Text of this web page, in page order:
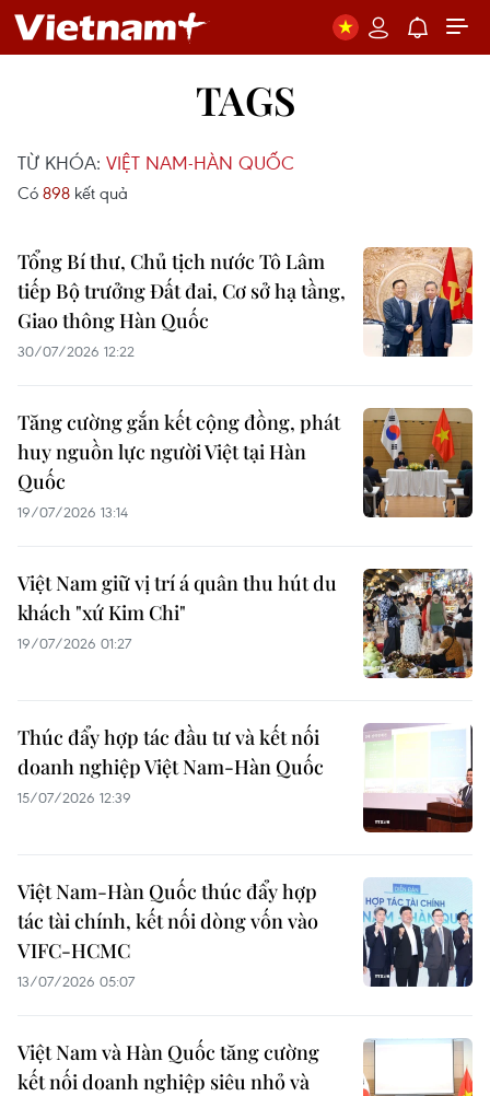
TAGS
TỪ KHÓA: VIỆT NAM-HÀN QUỐC
Có 898 kết quả
Tổng Bí thư, Chủ tịch nước Tô Lâm
tiếp Bộ trưởng Đất đai, Cơ sở hạ tầng,
Giao thông Hàn Quốc
30/07/2026 12:22
Tăng cường gắn kết cộng đồng, phát
huy nguồn lực người Việt tại Hàn
Quốc
19/07/2026 13:14
Việt Nam giữ vị trí á quân thu hút du
khách "xứ Kim Chi"
19/07/2026 01:27
Thúc đẩy hợp tác đầu tư và kết nối
doanh nghiệp Việt Nam-Hàn Quốc
15/07/2026 12:39
Việt Nam-Hàn Quốc thúc đẩy hợp
tác tài chính, kết nối dòng vốn vào
VIFC-HCMC
13/07/2026 05:07
Việt Nam và Hàn Quốc tăng cường
kết nối doanh nghiệp siêu nhỏ và